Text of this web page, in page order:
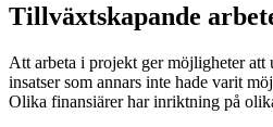
Tillväxtskapande
Att arbeta i projekt ger möjligheter
insatser som annars inte hade varit
Olika finansiärer har inriktning på